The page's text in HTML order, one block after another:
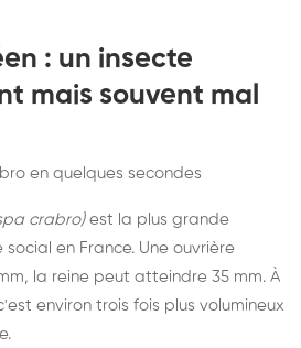
: un insecte
mais souvent mal
en quelques secondes
crabro)est la plus grande
en France. Une ouvrière
la reine peut atteindre 35 mm. À
environ trois fois plus volumineux